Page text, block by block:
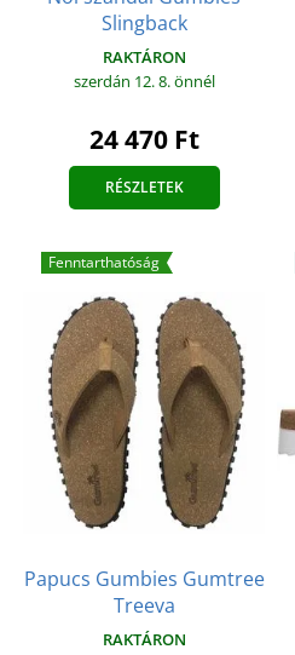
Slingback
RAKTÁRON
szerdán 12. 8.önnél
24 470 Ft
RÉSZLETEK
Fenntarthatóság
Papucs Gumbies Gumtree
Treeva
RAKTÁRON